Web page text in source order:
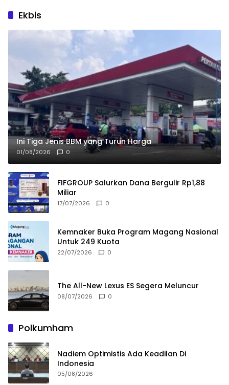
Ekbis
Ini Tiga Jenis BBM yang Turun Harga
01/08/2026 0
FIFGROUP Salurkan Dana Bergulir Rp1,88
Miliar
17/07/2026 0
Kemnaker Buka Program Magang Nasional
Untuk 249 Kuota
22/07/2026 0
The All-New Lexus ES Segera Meluncur
08/07/2026 0
Polkumham
Nadiem Optimistis Ada Keadilan Di
Indonesia
05/08/2026